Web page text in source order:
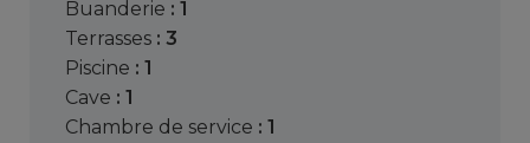
buanderie : 1
terrasses : 3
piscine : 1
cave : 1
chambre de service : 1